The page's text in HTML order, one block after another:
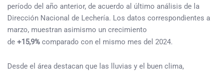
período del año anterior, de acuerdo al último análisis de la
Dirección Nacional de Lechería. Los datos correspondientes a
marzo, muestran asimismo un crecimiento
de +15,9% comparado con el mismo mes del 2024.
Desde el área destacan que las lluvias y el buen clima,